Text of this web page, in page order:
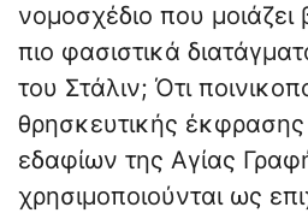
νομοσχέδιο που
πιο φασιστικά
του Στάλιν; Ότι
θρησκευτικής
εδαφίων της Αγίας
χρησιμοποιούνται ως